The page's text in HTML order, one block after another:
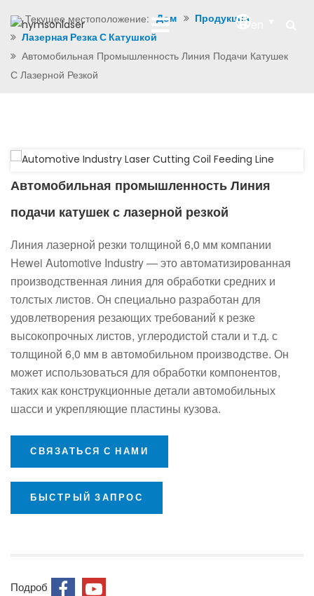
Текущее местоположение: Дом
Продукция
Лазерная Резка С Катушкой
Автомобильная Промышленность Линия Подачи Катушек
С Лазерной Резкой
Автомобильная промышленность Линия
подачи катушек с лазерной резкой
Линия лазерной резки толщиной 6,0 мм компании
Hewei Automotive Industry — это автоматизированная
производственная линия для обработки средних и
толстых листов. Он специально разработан для
удовлетворения резающих требований к резке
высокопрочных листов, углеродистой стали и т.д. с
толщиной 6,0 мм в автомобильном производстве. Он
может использоваться для обработки компонентов,
таких как конструкционные детали автомобильных
шасси и укрепляющие пластины кузова.
СВЯЗАТЬСЯ С НАМИ
БЫСТРЫЙ ЗАПРОС
Подроб